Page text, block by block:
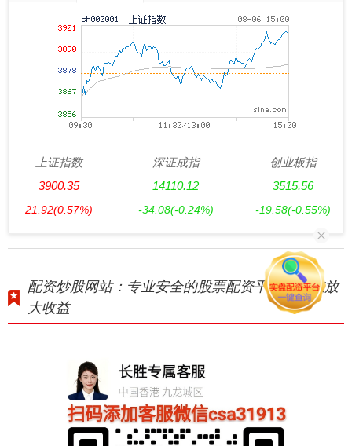
上证指数
3900.35
21.92(0.57%)
深证成指
14110.12
-34.08(-0.24%)
创业板指
3515.56
-19.58(-0.55%)
配资炒股网站：专业安全的股票配资平台，助您放
大收益